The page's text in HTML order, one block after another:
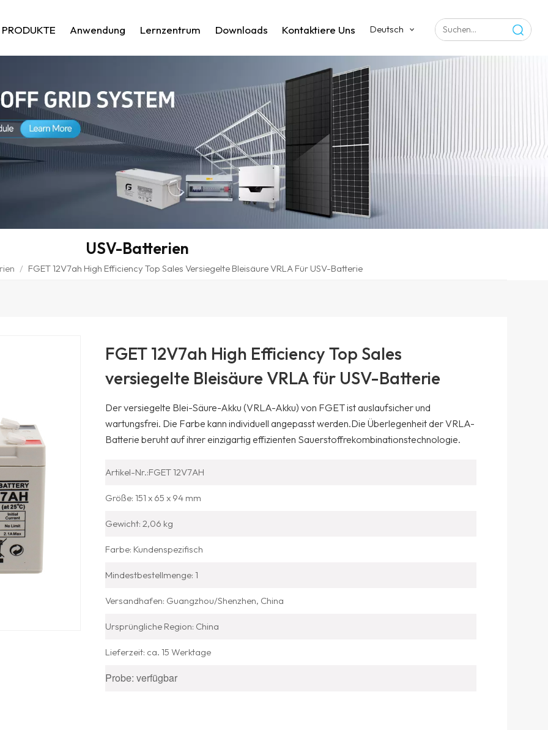
PRODUKTE Anwendung Lernzentrum Downloads Kontaktiere Uns Deutsch
USV-Batterien
/ FGET 12V7ah High Efficiency Top Sales Versiegelte Bleisäure VRLA Für USV-Batterie
FGET 12V7ah High Efficiency Top Sales
versiegelte Bleisäure VRLA für USV-Batterie
Der versiegelte Blei-Säure-Akku (VRLA-Akku) von FGET ist auslaufsicher und
wartungsfrei. Die Farbe kann individuell angepasst werden.Die Überlegenheit der VRLA-
Batterie beruht auf ihrer einzigartig effizienten Sauerstoffrekombinationstechnologie.
Artikel-Nr.:FGET 12V7AH
Größe: 151 x 65 x 94 mm
Gewicht: 2,06 kg
Farbe: Kundenspezifisch
Mindestbestellmenge: 1
Versandhafen: Guangzhou/Shenzhen, China
Ursprüngliche Region: China
Lieferzeit: ca. 15 Werktage
Probe: verfügbar